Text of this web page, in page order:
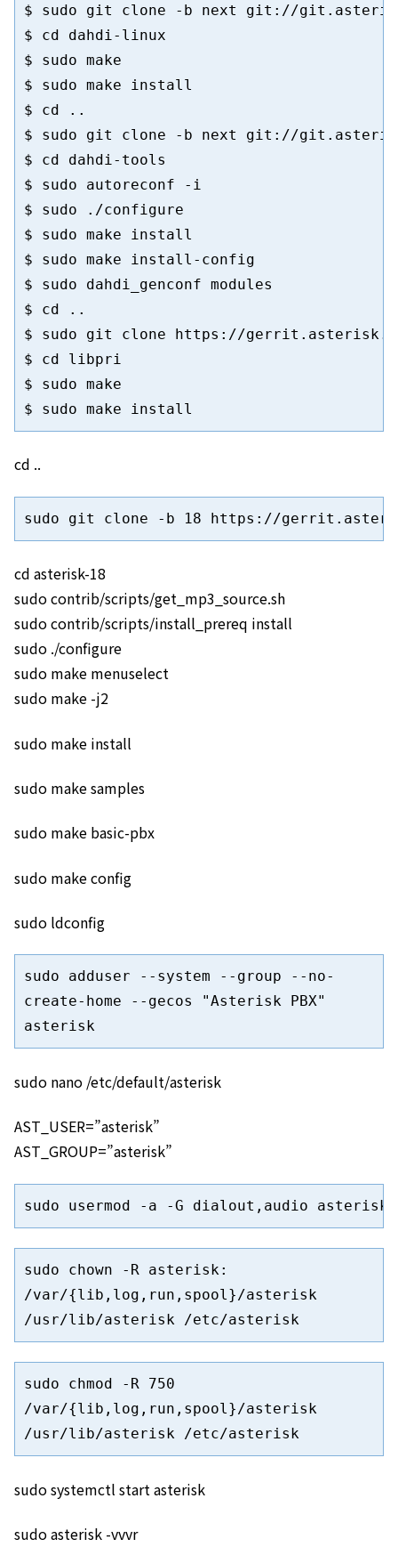
$ sudo git clone -b next git://
$ cd dahdi-linux
$ sudo make
$ sudo make install
$ cd ..
$ sudo git clone -b next git://
$ cd dahdi-tools
$ sudo autoreconf -i
$ sudo ./configure
$ sudo make install
$ sudo make install-config
$ sudo dahdi_genconf modules
$ cd ..
$ sudo git clone https://
$ cd libpri
$ sudo make
$ sudo make install
cd ..
sudo git clone -b 18 https://
cd asterisk-18
sudo contrib/scripts/get_mp3_source.sh
sudo contrib/scripts/install_prereq install
sudo ./configure
sudo make menuselect
sudo make -j2
sudo make install
sudo make samples
sudo make basic-pbx
sudo make config
sudo ldconfig
sudo adduser --system --group --no-
create-home --gecos "Asterisk PBX"
asterisk
sudo nano /etc/default/asterisk
AST_USER=”asterisk”
AST_GROUP=”asterisk”
sudo usermod -a -G dialout,audio asterisk
sudo chown -R asterisk:
/var/{lib,log,run,spool}/asterisk
/usr/lib/asterisk /etc/asterisk
sudo chmod -R 750
/var/{lib,log,run,spool}/asterisk
/usr/lib/asterisk /etc/asterisk
sudo systemctl start asterisk
sudo asterisk -vvvr